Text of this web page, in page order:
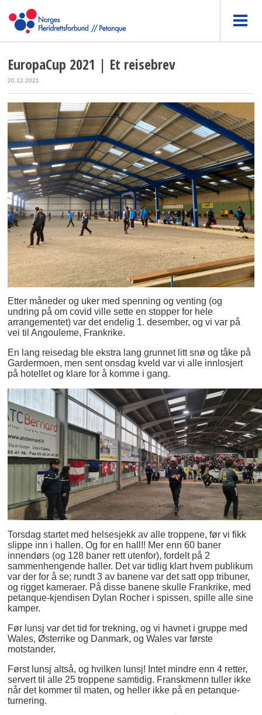
EuropaCup 2021 | Et reisebrev
20.12.2021
Etter måneder og uker med spenning og venting (og
undring på om covid ville sette en stopper for hele
arrangementet) var det endelig 1. desember, og vi var på
vei til Angouleme, Frankrike.
En lang reisedag ble ekstra lang grunnet litt snø og tåke på
Gardermoen, men sent onsdag kveld var vi alle innlosjert
på hotellet og klare for å komme i gang.
Torsdag startet med helsesjekk av alle troppene, før vi fikk
slippe inn i hallen. Og for en hall!! Mer enn 60 baner
innendørs (og 128 baner rett utenfor), fordelt på 2
sammenhengende haller. Det var tidlig klart hvem publikum
var der for å se; rundt 3 av banene var det satt opp tribuner,
og rigget kameraer. På disse banene skulle Frankrike, med
petanque-kjendisen Dylan Rocher i spissen, spille alle sine
kamper.
Før lunsj var det tid for trekning, og vi havnet i gruppe med
Wales, Østerrike og Danmark, og Wales var første
motstander.
Først lunsj altså, og hvilken lunsj! Intet mindre enn 4 retter,
servert til alle 25 troppene samtidig. Franskmenn tuller ikke
når det kommer til maten, og heller ikke på en petanque-
turnering.